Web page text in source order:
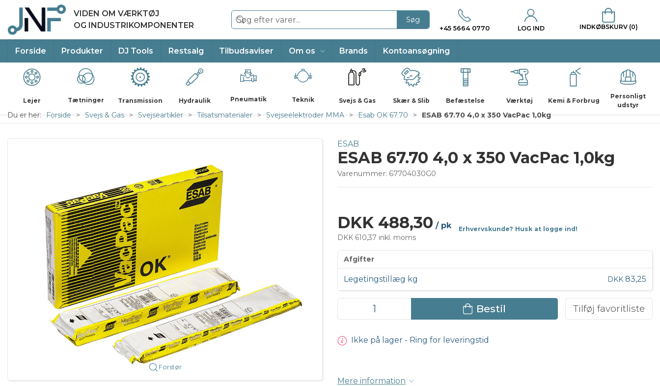
VIDEN OM VÆRKTØJ
OG INDUSTRIKOMPONENTER
Søg
+45 5664 0770 LOG IND INDKØBSKURV (0)
Forside Produkter DJ Tools Restsalg Tilbudsaviser Om os Brands Kontoansøgning
Lejer Tætninger Transmission Hydraulik Pneumatik Teknik Svejs & Gas Skær & Slib Befæstelse Værktøj Kemi & Forbrug
Personligt
udstyr
Du er her: Forside Svejs & Gas Svejseartikler Tilsatsmaterialer Svejseelektroder MMA Esab OK 67.70 ESAB 67.70 4,0 x 350 VacPac 1,0kg
Forstør
ESAB
ESAB 67.70 4,0 x 350 VacPac 1,0kg
Varenummer: 67704030G0
DKK 488,30 / pk Erhvervskunde? Husk at logge ind!
DKK 610,37 inkl. moms
Afgifter
Legetingstillæg kg DKK 83,25
Bestil Tilføj favoritliste
Ikke på lager - Ring for leveringstid
Mere information